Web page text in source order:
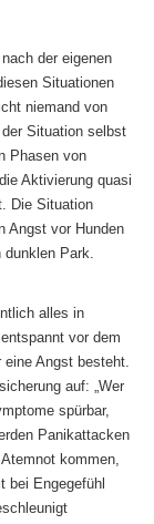
der eigenen
Situationen
niemand von
Situation selbst
Phasen von
Aktivierung quasi
Die Situation
Angst vor Hunden
dunklen Park.
alles in
vor dem
eine Angst besteht.
auf: „Wer
spürbar,
Panikattacken
kommen,
bei Engegefühl